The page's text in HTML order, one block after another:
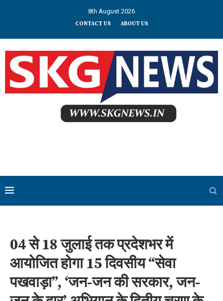
8th August 2026
CONTACT US ABOUT US
04 से 18 जुलाई तक प्रदेशभर में
आयोजित होगा 15 दिवसीय “सेवा
पखवाड़ा”, ‘जन-जन की सरकार, जन-